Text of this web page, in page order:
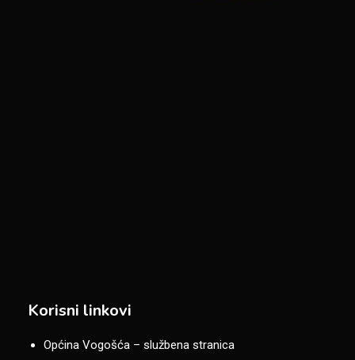
Korisni linkovi
Općina Vogošća – službena stranica